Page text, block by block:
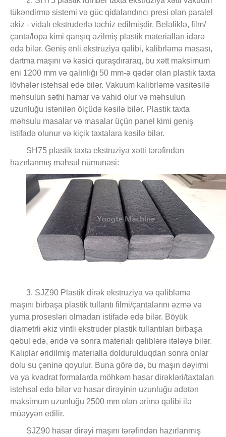
tükəndirmə sistemi və güc qidalandırıcı presi olan paralel
əkiz - vidalı ekstruderlə təchiz edilmişdir. Beləliklə, film/
çanta/lopa kimi qarışıq əzilmiş plastik materialları idarə
edə bilər. Geniş enli ekstruziya qəlibi, kalibrləmə masası,
dartma maşını və kəsici quraşdıraraq, bu xətt maksimum
eni 1200 mm və qalınlığı 50 mm-ə qədər olan plastik taxta
lövhələr istehsal edə bilər. Vakuum kalibrləmə vasitəsilə
məhsulun səthi hamar və vahid olur və məhsulun
uzunluğu istənilən ölçüdə kəsilə bilər. Plastik taxta
məhsulu masalar və masalar üçün panel kimi geniş
istifadə olunur və kiçik taxtalara kəsilə bilər.
SH75 plastik taxta ekstruziya xətti tərəfindən
hazırlanmış məhsul nümunəsi:
3. SJZ90 Plastik dirək ekstruziya və qəlibləmə
maşını birbaşa plastik tullantı filmi/çantalarını əzmə və
yuma prosesləri olmadan istifadə edə bilər. Böyük
diametrli əkiz vintli ekstruder plastik tullantıları birbaşa
qəbul edə, əridə və sonra materialı qəliblərə itələyə bilər.
Kalıplar əridilmiş materialla doldurulduqdan sonra onlar
dolu su çəninə qoyulur. Buna görə də, bu maşın dəyirmi
və ya kvadrat formalarda möhkəm hasar dirəkləri/taxtaları
istehsal edə bilər və hasar dirəyinin uzunluğu adətən
maksimum uzunluğu 2500 mm olan ərimə qəlibi ilə
müəyyən edilir.
SJZ90 hasar dirəyi maşını tərəfindən hazırlanmış